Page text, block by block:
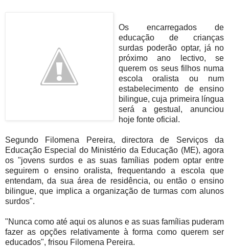
Os encarregados de
educação de crianças
surdas poderão optar, já no
próximo ano lectivo, se
querem os seus filhos numa
escola oralista ou num
estabelecimento de ensino
bilingue, cuja primeira língua
será a gestual, anunciou
hoje fonte oficial.
Segundo Filomena Pereira, directora de Serviços da
Educação Especial do Ministério da Educação (ME), agora
os "jovens surdos e as suas famílias podem optar entre
seguirem o ensino oralista, frequentando a escola que
entendam, da sua área de residência, ou então o ensino
bilingue, que implica a organização de turmas com alunos
surdos".
"Nunca como até aqui os alunos e as suas famílias puderam
fazer as opções relativamente à forma como querem ser
educados", frisou Filomena Pereira.